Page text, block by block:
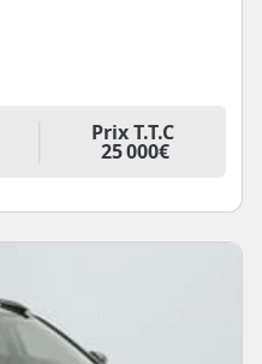
Prix T.T.C
25 000€